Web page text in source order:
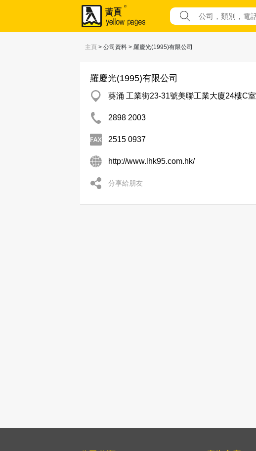
主頁 > 公司資料 > 羅慶光(1995)有限公司
羅慶光(1995)有限公司
葵涌 工業街23-31號美聯工業大廈24樓C室
2898 2003
2515 0937
http://www.lhk95.com.hk/
分享給朋友